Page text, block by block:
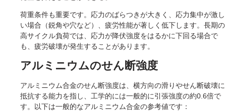
荷重条件も重要です。応力のばらつきが大きく、応力集中が激し
い場合（鋭角や穴など）、疲労性能が著しく低下します。長期の
高サイクル負荷では、応力が降伏強度をはるかに下回る場合で
も、疲労破壊が発生することがあります。
アルミニウムのせん断強度
アルミニウム合金のせん断強度は、横方向の滑りやせん断破壊に
抵抗する能力を指し、工学的には一般的に引張強度の約0.6倍で
す。以下は一般的なアルミニウム合金の参考値です：